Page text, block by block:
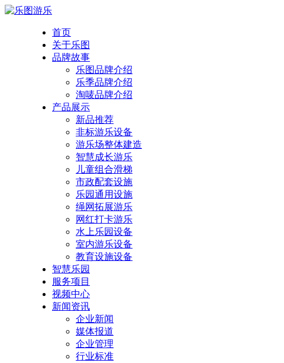
首页
关于乐图
品牌故事
乐图品牌介绍
乐季品牌介绍
淘唛品牌介绍
产品展示
新品推荐
非标游乐设备
游乐场整体建造
智慧成长游乐
儿童组合滑梯
市政配套设施
乐园通用设施
绳网拓展游乐
网红打卡游乐
水上乐园设备
室内游乐设备
教育设施设备
智慧乐园
服务项目
视频中心
新闻资讯
企业新闻
媒体报道
企业管理
行业标准